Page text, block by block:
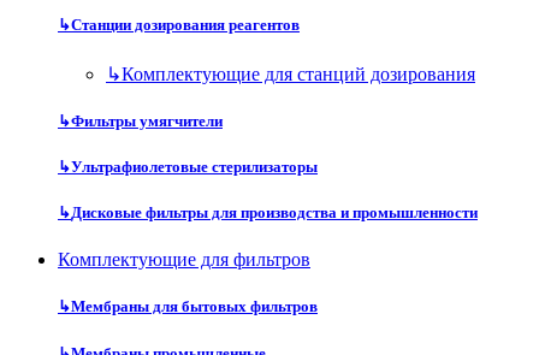
↳Станции дозирования реагентов
↳Комплектующие для станций дозирования
↳Фильтры умягчители
↳Ультрафиолетовые стерилизаторы
↳Дисковые фильтры для производства и промышленности
Комплектующие для фильтров
↳Мембраны для бытовых фильтров